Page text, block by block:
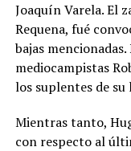
Joaquín Varela. El
Requena, fué
bajas
mediocampistas
los suplentes de su
Mientras tanto,
con respecto al